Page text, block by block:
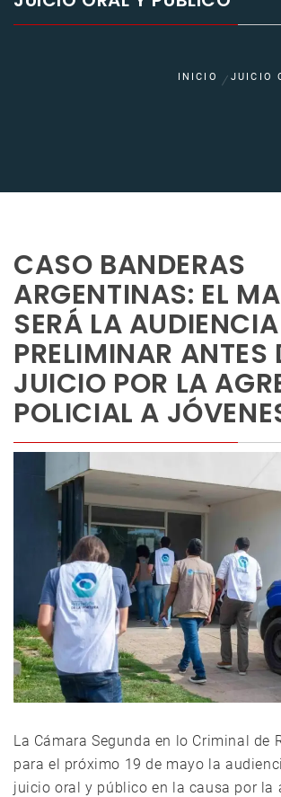
INICIO JUICIO
CASO BANDERAS
ARGENTINAS: EL
SERÁ LA AUDIENCIA
PRELIMINAR ANTES
JUICIO POR LA
POLICIAL A
La Cámara Segunda en lo Criminal de
para el próximo 19 de mayo la
juicio oral y público en la causa por la